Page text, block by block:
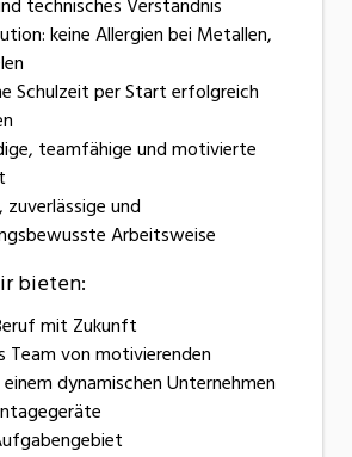
keine Allergien bei Metallen,
Schulzeit per Start erfolgreich
teamfähige und motivierte
und
Arbeitsweise
bieten:
mit Zukunft
Team von motivierenden
dynamischen Unternehmen